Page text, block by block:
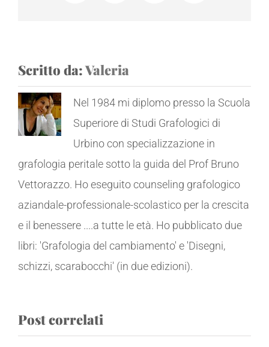
Scritto da:Valeria
Nel 1984 mi diplomo presso la Scuola
Superiore di Studi Grafologici di
Urbino con specializzazione in
grafologia peritale sotto la guida del Prof Bruno
Vettorazzo. Ho eseguito counseling grafologico
aziandale-professionale-scolastico per la crescita
e il benessere ....a tutte le età. Ho pubblicato due
libri: 'Grafologia del cambiamento' e 'Disegni,
schizzi, scarabocchi' (in due edizioni).
Post correlati